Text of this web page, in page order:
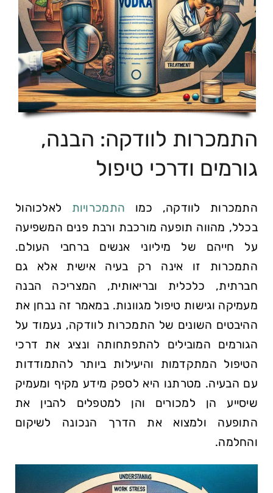
התמכרות לוודקה:⁣ הבנה,
גורמים ודרכי טיפול
התמכרות לוודקה, כמו התמכרויות לאלכוהול
‌בכלל, מהווה תופעה מורכבת ורבת פנים המשפיעה
על חייהם של מיליוני ⁤אנשים ‌ברחבי העולם.
התמכרות זו אינה רק בעיה אישית אלא גם
חברתית, כלכלית ובריאותית, המצריכה הבנה
מעמיקה וגישות טיפול מגוונות.​ במאמר זה נבחן את
ההיבטים השונים של התמכרות לוודקה, נעמוד על
הגורמים המובילים להתפתחותה ונציג את דרכי
הטיפול המתקדמות והיעילות ביותר להתמודדות⁣
עם הבעיה. מטרתנו היא לספק מידע מקיף ומעמיק
שיסייע⁣ הן למכורים והן למטפלים להבין את
התופעה ולמצוא את הדרך הנכונה לשיקום
והחלמה.